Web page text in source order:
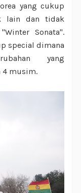
yang cukup
lain dan tidak
Sonata".
special dimana
yang
4 musim.